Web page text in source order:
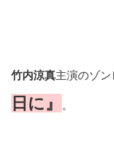
竹内涼真主演のゾン
日に』
。